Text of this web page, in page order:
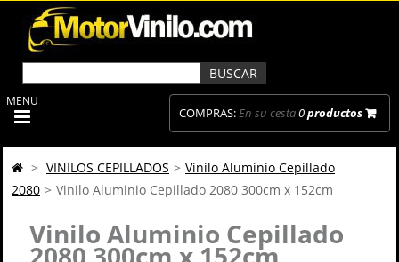
COMPRAS:En su cesta0productos
MENU
> VINILOS CEPILLADOS > Vinilo Aluminio Cepillado
2080 > Vinilo Aluminio Cepillado 2080 300cm x 152cm
Vinilo Aluminio Cepillado